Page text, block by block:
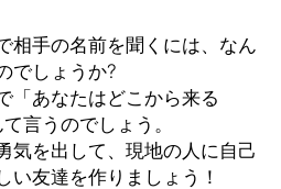
相手の名前を聞くには、なん
でしょうか?
「あなたはどこから来る
言うのでしょう。
気を出して、現地の人に自己
い友達を作りましょう！